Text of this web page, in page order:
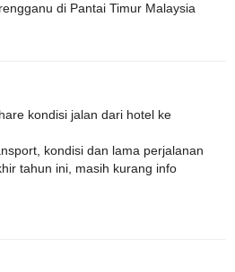
di Pantai Timur Malaysia
kondisi jalan dari hotel ke
kondisi dan lama perjalanan
tahun ini, masih kurang info